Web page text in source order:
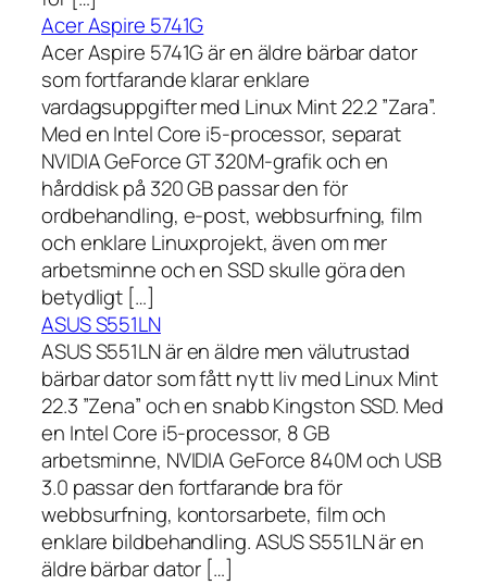
Acer Aspire 5741G
Acer Aspire 5741G är en äldre bärbar dator
som fortfarande klarar enklare
vardagsuppgifter med Linux Mint 22.2 ”Zara”.
Med en Intel Core i5-processor, separat
NVIDIA GeForce GT 320M-grafik och en
hårddisk på 320 GB passar den för
ordbehandling, e-post, webbsurfning, film
och enklare Linuxprojekt, även om mer
arbetsminne och en SSD skulle göra den
betydligt […]
ASUS S551LN
ASUS S551LN är en äldre men välutrustad
bärbar dator som fått nytt liv med Linux Mint
22.3 ”Zena” och en snabb Kingston SSD. Med
en Intel Core i5-processor, 8 GB
arbetsminne, NVIDIA GeForce 840M och USB
3.0 passar den fortfarande bra för
webbsurfning, kontorsarbete, film och
enklare bildbehandling. ASUS S551LN är en
äldre bärbar dator […]